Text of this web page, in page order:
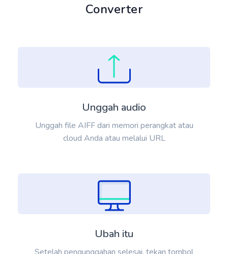
Converter
Unggah audio
Unggah file AIFF dari memori perangkat atau
cloud Anda atau melalui URL
Ubah itu